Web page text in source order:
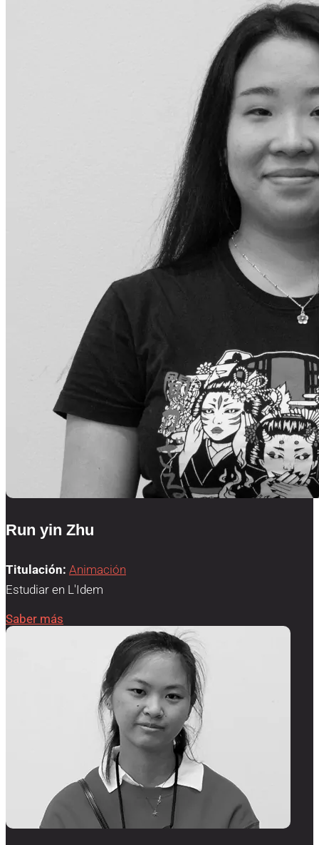
Run yin Zhu
Titulación: Animación
Estudiar en L'Idem
Saber más